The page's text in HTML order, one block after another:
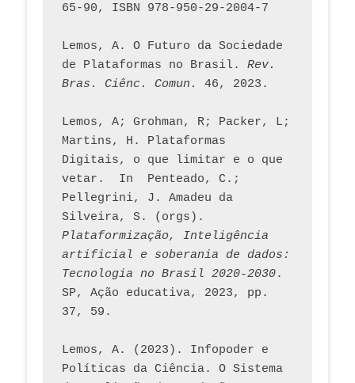
65-90, ISBN 978-950-29-2004-7
Lemos, A. O Futuro da Sociedade
de Plataformas no Brasil. Rev.
Bras. Ciênc. Comun.
Lemos, A; Grohman, R; Packer, L;
Martins, H. Plataformas
Digitais, o que limitar e o que
vetar.  In  Penteado, C.;
Pellegrini, J. Amadeu da
Plataformização, Inteligência
artificial e soberania de dados:
Tecnologia no Brasil 2020-2030.
SP, Ação educativa, 2023, pp.
37, 59.
Lemos, A. (2023). Infopoder e
Políticas da Ciência. O Sistema